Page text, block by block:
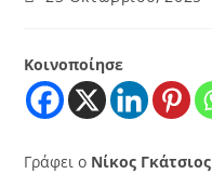
Κοινοποίησε
Γράφει ο Νίκος Γκάτσιος